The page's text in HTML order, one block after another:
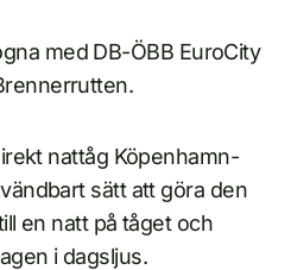
med DB-ÖBB EuroCity
nattåg Köpenhamn-
sätt att göra den
en natt på tåget och
i dagsljus.